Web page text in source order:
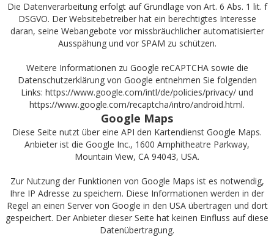
Die Datenverarbeitung erfolgt auf Grundlage von Art. 6 Abs. 1 lit. f
DSGVO. Der Websitebetreiber hat ein berechtigtes Interesse
daran, seine Webangebote vor missbräuchlicher automatisierter
Ausspähung und vor SPAM zu schützen.
Weitere Informationen zu Google reCAPTCHA sowie die
Datenschutzerklärung von Google entnehmen Sie folgenden
Links: https://www.google.com/intl/de/policies/privacy/ und
https://www.google.com/recaptcha/intro/android.html.
Google Maps
Diese Seite nutzt über eine API den Kartendienst Google Maps.
Anbieter ist die Google Inc., 1600 Amphitheatre Parkway,
Mountain View, CA 94043, USA.
Zur Nutzung der Funktionen von Google Maps ist es notwendig,
Ihre IP Adresse zu speichern. Diese Informationen werden in der
Regel an einen Server von Google in den USA übertragen und dort
gespeichert. Der Anbieter dieser Seite hat keinen Einfluss auf diese
Datenübertragung.